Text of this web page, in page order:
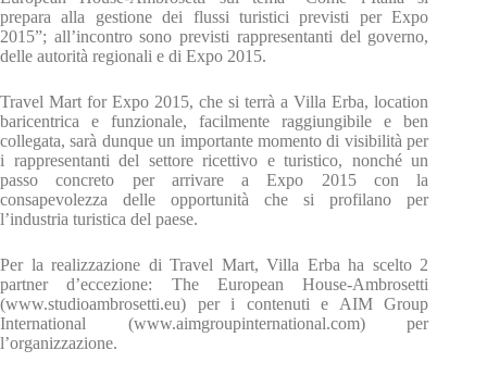
prepara alla gestione dei flussi turistici previsti per Expo
2015”; all’incontro sono previsti rappresentanti del governo,
delle autorità regionali e di Expo 2015.
Travel Mart for Expo 2015, che si terrà a Villa Erba, location
baricentrica e funzionale, facilmente raggiungibile e ben
collegata, sarà dunque un importante momento di visibilità per
i rappresentanti del settore ricettivo e turistico, nonché un
passo concreto per arrivare a Expo 2015 con la
consapevolezza delle opportunità che si profilano per
l’industria turistica del paese.
Per la realizzazione di Travel Mart, Villa Erba ha scelto 2
partner d’eccezione: The European House-Ambrosetti
(www.studioambrosetti.eu) per i contenuti e AIM Group
International (www.aimgroupinternational.com) per
l’organizzazione.